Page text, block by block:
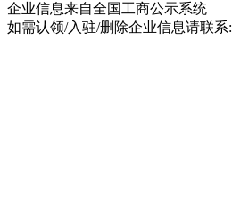
企业信息来自全国工商公示系统
如需认领/入驻/删除企业信息请联系: